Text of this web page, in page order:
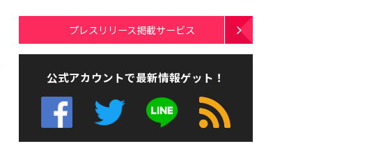
プレスリリース掲載サービス
公式アカウントで最新情報ゲット！